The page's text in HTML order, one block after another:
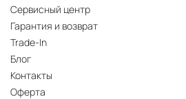
Сервисный центр
Гарантия и возврат
Trade-In
Блог
Контакты
Оферта